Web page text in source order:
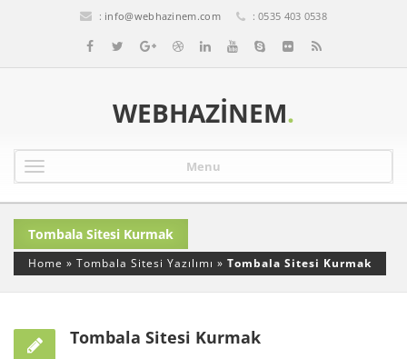
: info@webhazinem.com : 0535 403 0538
WEBHAZINEM.
Menu
Tombala Sitesi Kurmak
Home » Tombala Sitesi Yazılımı » Tombala Sitesi Kurmak
Tombala Sitesi Kurmak